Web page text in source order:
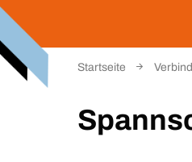
Startseite